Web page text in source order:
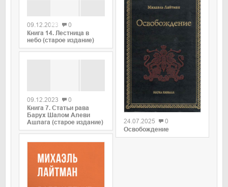
09.12.2023
0
Книга 14. Лестница в
небо (старое издание)
09.12.2023
0
Книга 7. Статьи рава
Барух Шалом Алеви
Ашлага (старое издание)
0
24.07.2025
0
Освобождение